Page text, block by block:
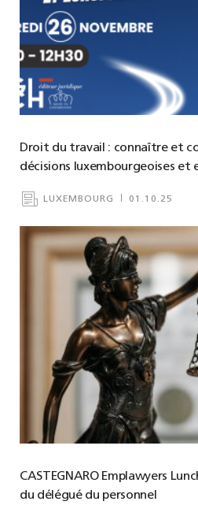
Droit du travail : connaître et
décisions luxembourgeoises et
LUXEMBOURG 01.10.25
CASTEGNARO Emplawyers
du délégué du personnel